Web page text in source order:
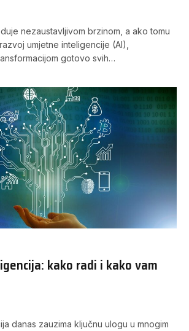
nezaustavljivom brzinom, a ako tomu
umjetne inteligencije (AI),
gotovo svih…
kako radi i kako vam
danas zauzima ključnu ulogu u mnogim